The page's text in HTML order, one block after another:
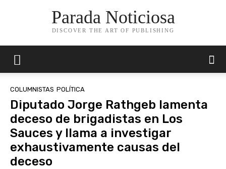
Parada Noticiosa
DISCOVER THE ART OF PUBLISHING
COLUMNISTAS POLÍTICA
Diputado Jorge Rathgeb lamenta
deceso de brigadistas en Los
Sauces y llama a investigar
exhaustivamente causas del
deceso